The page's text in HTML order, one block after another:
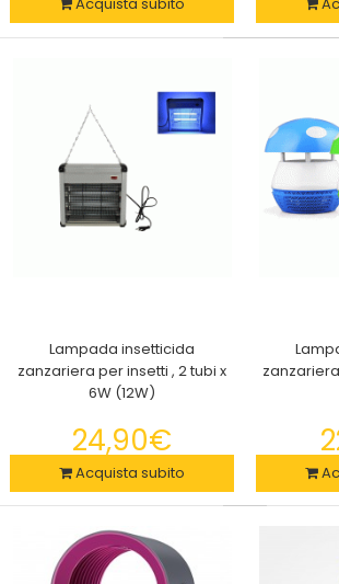
Asciugacapelli professionale 3 In 1
800w per lo Styling, idrata,
Attrezzo Barra per allenamento
Lampada insetticida
zanzariera per insetti , 2 tubi x
6W (12W)
24,90€
Acquista subito